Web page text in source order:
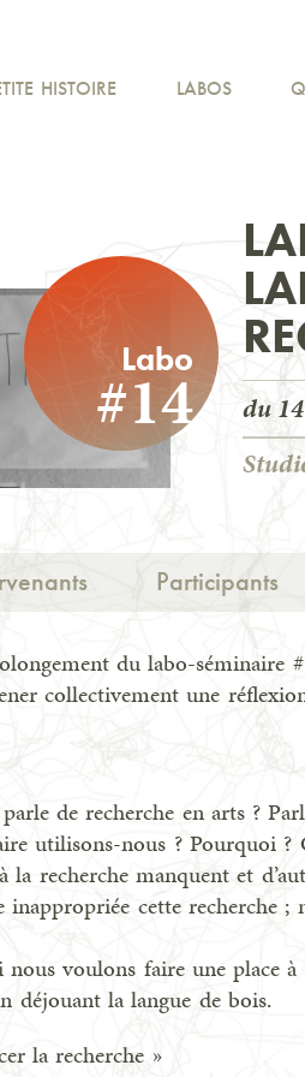
HISTOIRE LABOS
Labo
#14 du14
Participants
du labo-séminaire
collectivement une
de recherche en arts ?
utilisons-nous ? Pourquoi ?
la recherche manquent et
cette recherche ;
nous voulons faire une place
déjouant la langue de bois.
la recherche »